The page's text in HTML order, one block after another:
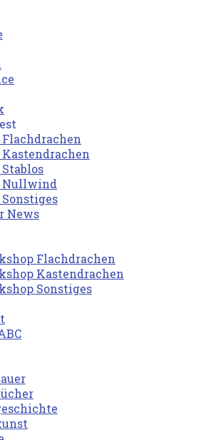
Flachdrachen
Kastendrachen
Nullwind
News
Flachdrachen
Kastendrachen
Sonstiges